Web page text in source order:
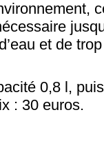
et de
0,8 l,
: 30 euros.